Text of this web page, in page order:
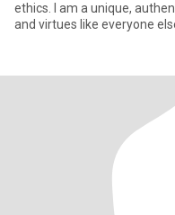
ethics. I am a unique,
and virtues like everyone